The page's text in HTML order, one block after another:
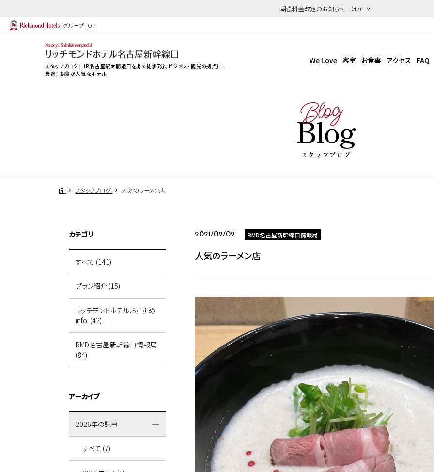
朝食料金改定のお知らせ ほか
グループTOP
スタッフブログ | JR名古屋駅太閤通口を出て徒歩7分。ビジネス・観光の拠点に
最適！ 朝食が人気なホテル
We Love 客室 お食事 アクセス FAQ
Blog
Blog
スタッフブログ
スタッフブログ 人気のラーメン店
2021/02/02 RMD名古屋新幹線口情報局
人気のラーメン店
カテゴリ
すべて (141)
プラン紹介 (15)
リッチモンドホテルおすすめ
info. (42)
RMD名古屋新幹線口情報局
(84)
アーカイブ
2026年の記事
すべて (7)